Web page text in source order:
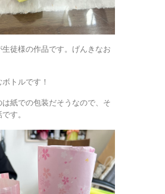
徒様の作品です。げんきなお
トルです！
紙での包装だそうなので、そ
す。